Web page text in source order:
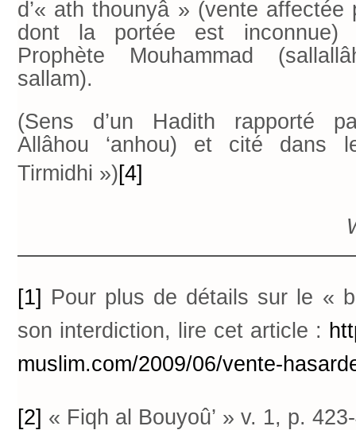
d’« ath thounyâ » (vente affectée
dont la portée est inconnue)
Prophète Mouhammad
sallam).
(Sens d’un Hadith rapporté
Allâhou ‘anhou) et cité dans
Tirmidhi »)[4]
[1] Pour plus de détails sur le «
son interdiction, lire cet article :
muslim.com/2009/06/vente-
[2] « Fiqh al Bouyoû’ » v. 1, p.